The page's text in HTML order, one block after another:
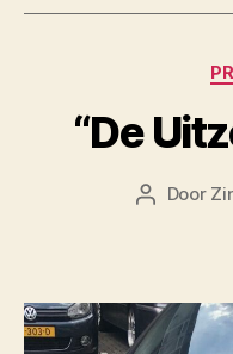
“De
Door